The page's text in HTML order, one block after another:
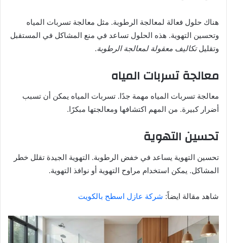
هناك حلول فعالة لمعالجة الرطوبة. مثل معالجة تسربات المياه
وتحسين التهوية. هذه الحلول تساعد في منع المشاكل في المستقبل
وتقليلتكاليف معقولة لمعالجة الرطوبة.
معالجة تسربات المياه
معالجة تسربات المياه مهمة جدًا. تسربات المياه يمكن أن تسبب
أضرار كبيرة. من المهم اكتشافها ومعالجتها مبكرًا.
تحسين التهوية
تحسين التهوية يساعد في خفض الرطوبة. التهوية الجيدة تقلل خطر
المشاكل. يمكن استخدام مراوح التهوية أو نوافذ التهوية.
شاهد مقالة ايضاً: شركة عازل اسطح بالكويت